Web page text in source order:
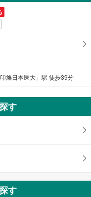
旛日本医大」駅 徒歩39分
す
す